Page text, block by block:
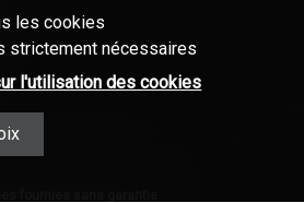
les cookies
strictement nécessaires
l'utilisation des cookies